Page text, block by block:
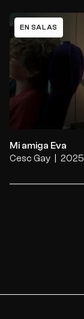
EN SALAS
Mi amiga Eva
Cesc Gay
2025